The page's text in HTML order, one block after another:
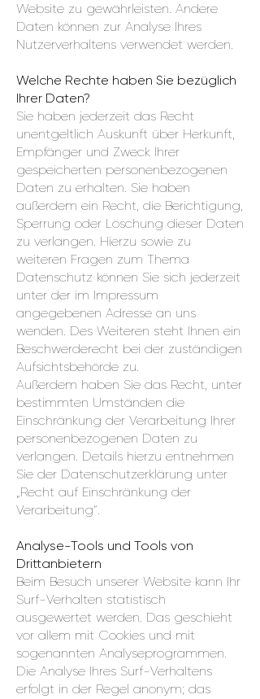
Website zu gewährleisten. Andere
Daten können zur Analyse Ihres
Nutzerverhaltens verwendet werden.
Welche Rechte haben Sie bezüglich
Ihrer Daten?
Sie haben jederzeit das Recht
unentgeltlich Auskunft über Herkunft,
Empfänger und Zweck Ihrer
gespeicherten personenbezogenen
Daten zu erhalten. Sie haben
außerdem ein Recht, die Berichtigung,
Sperrung oder Löschung dieser Daten
zu verlangen. Hierzu sowie zu
weiteren Fragen zum Thema
Datenschutz können Sie sich jederzeit
unter der im Impressum
angegebenen Adresse an uns
wenden. Des Weiteren steht Ihnen ein
Beschwerderecht bei der zuständigen
Aufsichtsbehörde zu.
Außerdem haben Sie das Recht, unter
bestimmten Umständen die
Einschränkung der Verarbeitung Ihrer
personenbezogenen Daten zu
verlangen. Details hierzu entnehmen
Sie der Datenschutzerklärung unter
„Recht auf Einschränkung der
Verarbeitung“.
Analyse-Tools und Tools von
Drittanbietern
Beim Besuch unserer Website kann Ihr
Surf-Verhalten statistisch
ausgewertet werden. Das geschieht
vor allem mit Cookies und mit
sogenannten Analyseprogrammen.
Die Analyse Ihres Surf-Verhaltens
erfolgt in der Regel anonym; das